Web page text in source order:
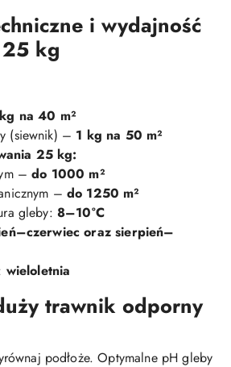
i wydajność
kg
na 40 m²
(siewnik) – 1 kg na 50 m²
25 kg:
–do 1000 m²
– do 1250 m²
gleby: 8–10°C
oraz sierpień–
wieloletnia
trawnik odporny
podłoże. Optymalne pH gleby